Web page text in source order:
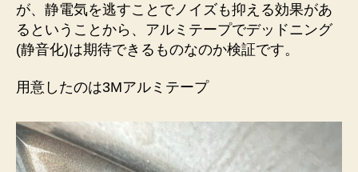
が、静電気を逃すことでノイズも抑える効果があ
るということから、アルミテープでデッドニング
(静音化)は期待できるものなのか検証です。
用意したのは3Mアルミテープ